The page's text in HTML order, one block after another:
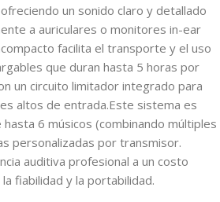
un sonido claro y detallado
a auriculares o monitores in-ear
facilita el transporte y el uso
que duran hasta 5 horas por
un circuito limitador integrado para
altos de entrada.Este sistema es
6 músicos (combinando múltiples
personalizadas por transmisor.
auditiva profesional a un costo
fiabilidad y la portabilidad.